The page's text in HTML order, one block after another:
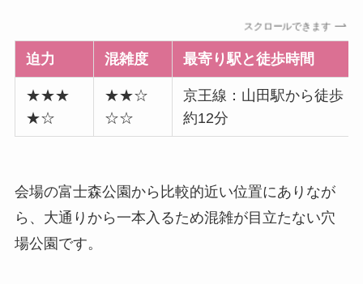
スクロールできます
迫力 混雑度 最寄り駅と徒歩時間
★★★
★☆
★★☆
☆☆
京王線：山田駅から徒歩
約12分
会場の富士森公園から比較的近い位置にありなが
ら、大通りから一本入るため混雑が目立たない穴
場公園です。